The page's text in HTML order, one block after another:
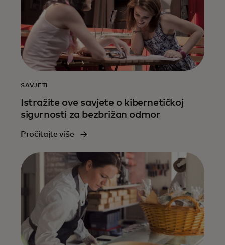
SAVJETI
Istražite ove savjete o kibernetičkoj
sigurnosti za bezbrižan odmor
Pročitajte više